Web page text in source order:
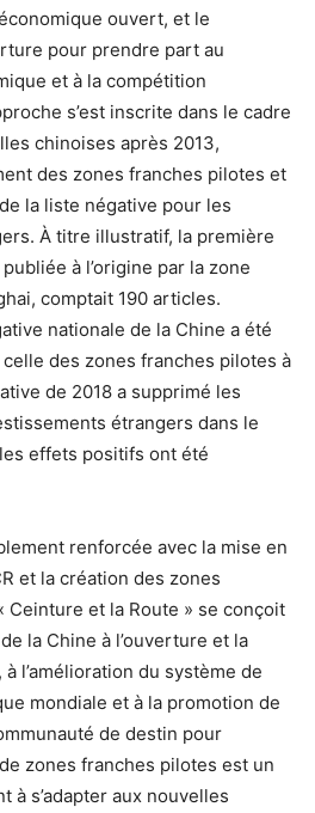
ouvert, et le
pour prendre part au
et à la compétition
s’est inscrite dans le cadre
chinoises après 2013,
des zones franches pilotes et
la liste négative pour les
À titre illustratif, la première
à l’origine par la zone
comptait 190 articles.
nationale de la Chine a été
des zones franches pilotes à
de 2018 a supprimé les
étrangers dans le
effets positifs ont été
renforcée avec la mise en
et la création des zones
Ceinture et la Route » se conçoit
la Chine à l’ouverture et la
l’amélioration du système de
mondiale et à la promotion de
de destin pour
zones franches pilotes est un
à s’adapter aux nouvelles